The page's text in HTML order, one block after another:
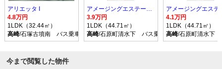
アリエッタ I
4.8万円
1LDK（32.44㎡）
高崎/石塚古墳南 バス乗車時間22分 停歩12分
アメージングエステート B
3.9万円
1LDK（44.71㎡）
高崎/石原町清水下 バス乗車時間26分 停歩3分
4.1万円
1LDK（44.71㎡）
高崎/石原町清水下
今まで閲覧した物件